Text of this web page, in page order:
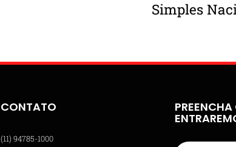
Simples
CONTATO
(11) 94785-1000